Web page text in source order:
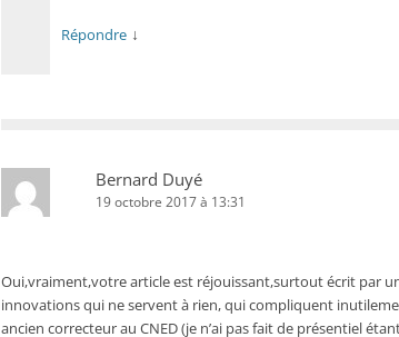
Répondre ↓
Bernard Duyé
19 octobre 2017 à 13:31
Oui,vraiment,votre article est réjouissant,surtout écrit par
innovations qui ne servent à rien, qui compliquent
ancien correcteur au CNED (je n’ai pas fait de présentiel